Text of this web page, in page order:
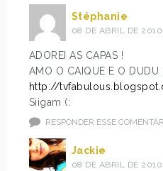
Stéphanie
08 DE ABRIL DE
ADOREI AS CAPAS !
AMO O CAIQUE E O DUDU
http://
Siigam (:
RESPONDER ESSE
Jackie
08 DE ABRIL DE